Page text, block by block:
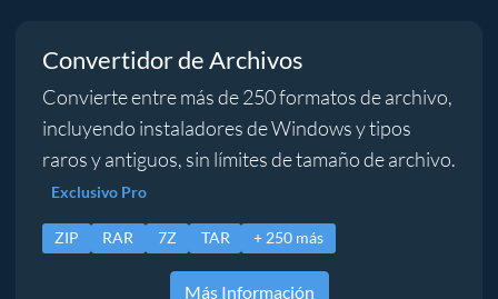
Convertidor de Archivos
Convierte entre más de 250 formatos de archivo,
incluyendo instaladores de Windows y tipos
raros y antiguos, sin límites de tamaño de archivo.
Exclusivo Pro
ZIP RAR 7Z TAR + 250 más
Más Información